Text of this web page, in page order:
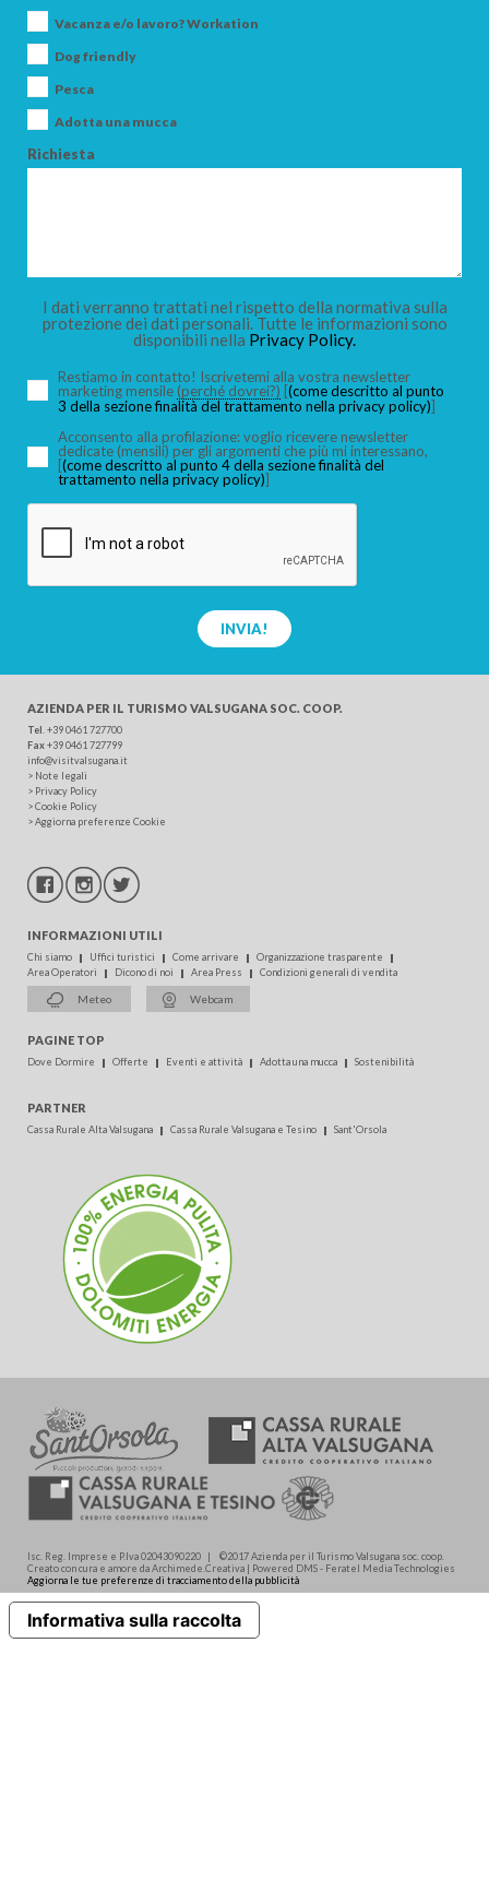
ADULTI
CERCA
Vacanza e/o lavoro? Workation
Dog friendly
Pesca
Adotta una mucca
Richiesta
I dati verranno trattati nel rispetto della normativa sulla
protezione dei dati personali. Tutte le informazioni sono
disponibili nella Privacy Policy.
Restiamo in contatto! Iscrivetemi alla vostra newsletter
marketing mensile (perché dovrei?) [(come descritto al punto
3 della sezione finalità del trattamento nella privacy policy)]
Acconsento alla profilazione: voglio ricevere newsletter
dedicate (mensili) per gli argomenti che più mi interessano,
[(come descritto al punto 4 della sezione finalità del
trattamento nella privacy policy)]
INVIA!
AZIENDA PER IL TURISMO VALSUGANA SOC. COOP.
Tel +39 0461 727700
Fax+39 0461 727799
info@visitvalsugana.it
> Note legali
> Privacy Policy
>Cookie Policy
>Aggiorna preferenze Cookie
INFORMAZIONI UTILI
Chi siamo Uffici turistici Come arrivare
Organizzazione trasparente
Area Operatori
Dicono di noi Area Press Condizioni generali di vendita
Meteo Webcam
PAGINE TOP
Dove Dormire Offerte Eventi e attività Adotta una mucca Sostenibilità
PARTNER
Cassa Rurale Alta Valsugana Cassa Rurale Valsugana e Tesino Sant'Orsola
Isc. Reg. Imprese e P.Iva 02043090220 | ©2017 Azienda per il Turismo Valsugana soc. coop.
Creato con cura e amore da Archimede.Creativa | Powered DMS - Feratel Media Technologies
Aggiorna le tue preferenze di tracciamento della pubblicità
Informativa sulla raccolta